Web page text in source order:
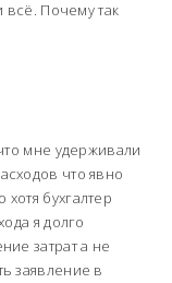
всё. Почему так
мне удерживали
что явно
бухгалтер
я долго
затрат а не
заявление в